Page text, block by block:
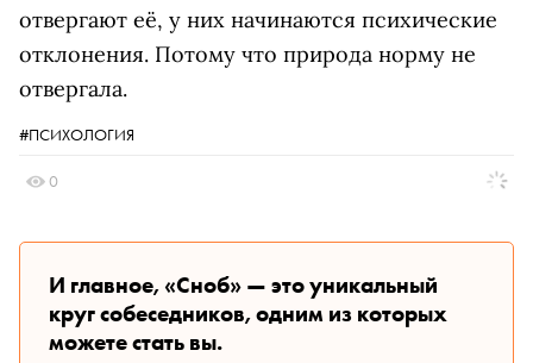
отвергают её, у них начинаются психические
отклонения. Потому что природа норму не
отвергала.
#ПСИХОЛОГИЯ
0
И главное, «Сноб» — это уникальный
круг собеседников, одним из которых
можете стать вы.